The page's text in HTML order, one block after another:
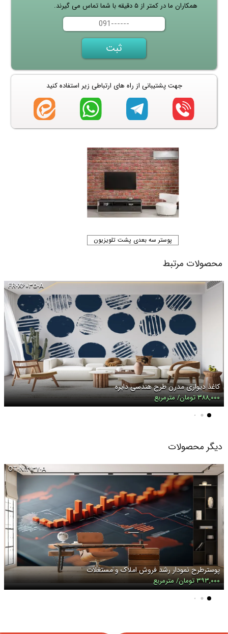
همکاران ما در کمتر از ۵ دقیقه با شما تماس می گیرند.
جهت پشتیبانی از راه های ارتباطی زیر استفاده کنید
پوستر سه بعدی پشت تلویزیون
محصولات مرتبط
FR-X۶۰۳۵-A
کاغذ دیواری مدرن طرح هندسی دایره
۳۸۸,۰۰۰ تومان/ مترمربع
دیگر محصولات
OT-N۱۲۱۳۷-A
پوسترطرح نمودار رشد فروش املاک و مستغلات
۳۹۳,۰۰۰ تومان/ مترمربع